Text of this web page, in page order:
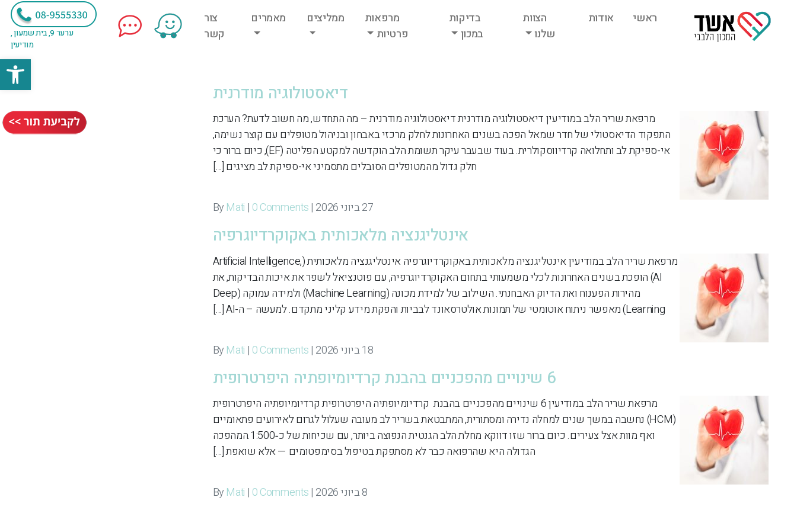
ראשי אודות
הצוות
שלנו
בדיקות
במכון
מרפאות
פרטיות
ממליצים מאמרים
צור
קשר
ערער 9, בית שמעון ,
מודיעין
דיאסטולוגיה מודרנית
מרפאת שריר הלב במודיעין דיאסטולוגיה מודרנית דיאסטולוגיה מודרנית – מה התחדש, מה חשוב לדעת? הערכת
התפקוד הדיאסטולי של חדר שמאל הפכה בשנים האחרונות לחלק מרכזי באבחון ובניהול מטופלים עם קוצר נשימה,
אי-ספיקת לב ותחלואה קרדיווסקולרית. בעוד שבעבר עיקר תשומת הלב הוקדשה למקטע הפליטה (EF), כיום ברור כי
חלק גדול מהמטופלים הסובלים מתסמיני אי-ספיקת לב מציגים […]
27 ביוני 2026 | By Mati | 0 Comments
אינטליגנציה מלאכותית באקוקרדיוגרפיה
מרפאת שריר הלב במודיעין אינטליגנציה מלאכותית באקוקרדיוגרפיה אינטליגנציה מלאכותית (Artificial Intelligence,
AI) הופכת בשנים האחרונות לכלי משמעותי בתחום האקוקרדיוגרפיה, עם פוטנציאל לשפר את איכות הבדיקות, את
מהירות הפענוח ואת הדיוק האבחנתי. השילוב של למידת מכונה (Machine Learning) ולמידה עמוקה (Deep
Learning) מאפשר ניתוח אוטומטי של תמונות אולטרסאונד לבביות והפקת מידע קליני מתקדם. למעשה – ה-AI […]
18 ביוני 2026 | By Mati | 0 Comments
6 שינויים מהפכניים בהבנת קרדיומיופתיה היפרטרופית
מרפאת שריר הלב במודיעין 6 שינויים מהפכניים בהבנת קרדיומיופתיה היפרטרופית קרדיומיופתיה היפרטרופית
(HCM) נחשבה במשך שנים למחלה נדירה ומסתורית, המתבטאת בשריר לב מעובה שעלול לגרום לאירועים פתאומיים
ואף מוות אצל צעירים. כיום ברור שזו דווקא מחלת הלב הגנטית הנפוצה ביותר, עם שכיחות של כ‑1:500.המהפכה
הגדולה היא שהרפואה כבר לא מסתפקת בטיפול בסימפטומים — אלא שואפת […]
8 ביוני 2026 | By Mati | 0 Comments